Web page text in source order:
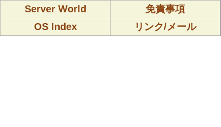
Server World
免責事項
OS Index
リンク/メール